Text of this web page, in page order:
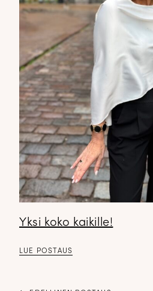
Yksi koko kaikille!
LUE POSTAUS